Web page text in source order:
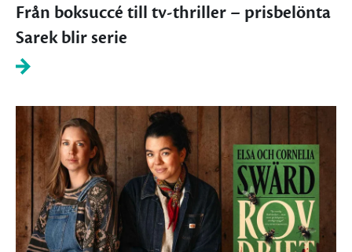
Från boksuccé till tv-thriller – prisbelönta
Sarek blir serie